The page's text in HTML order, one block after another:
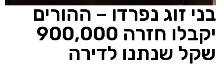
בני זוג נפרדו – ההורים
יקבלו חזרה 900,000
שקל שנתנו לדירה